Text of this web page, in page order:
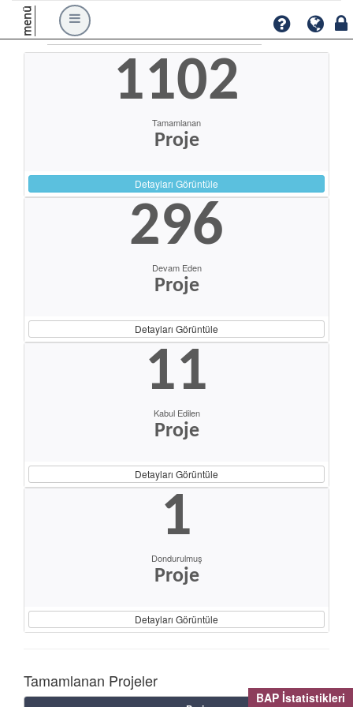
BAP İstatistikleri
menü
1102
Tamamlanan
Proje
Detayları Görüntüle
296
Devam Eden
Proje
Detayları Görüntüle
11
Kabul Edilen
Proje
Detayları Görüntüle
1
Dondurulmuş
Proje
Detayları Görüntüle
Tamamlanan Projeler